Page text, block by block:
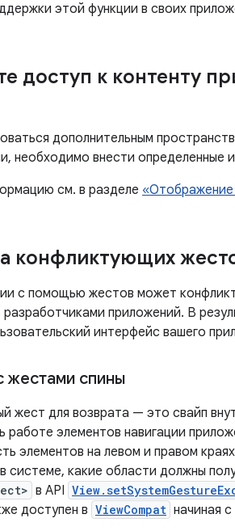
этой функции в своих
доступ к контенту
дополнительным
необходимо внести определенные
см. в разделе «Отображение
конфликтующих
с помощью жестов может
разработчиками приложений. В
интерфейс вашего
жестами спины
жест для возврата — это свайп
элементов навигации
элементов на левом и правом
системе, какие области должны
в API
доступен в ViewCompat начиная